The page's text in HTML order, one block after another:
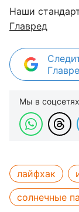
Наши
Главред
Мы в
лайфхак
солнечные